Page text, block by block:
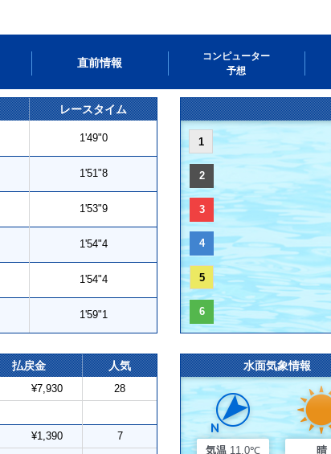
直前情報
コンピューター
予想
レースタイム
1'49"0
1'51"8
1'53"9
1'54"4
1'54"4
1'59"1
1
2
3
4
5
6
払戻金 人気
¥7,930 28
¥1,390 7
水面気象情報
気温 11.0℃ 晴